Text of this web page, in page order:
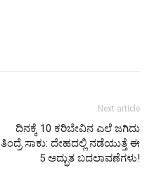
Next article
ದಿನಕ್ಕೆ 10 ಕರಿಬೇವಿನ ಎಲೆ ಜಗಿದು
ತಿಂದ್ರೆ ಸಾಕು: ದೇಹದಲ್ಲಿ ನಡೆಯುತ್ತೆ ಈ
5 ಅದ್ಭುತ ಬದಲಾವಣೆಗಳು!